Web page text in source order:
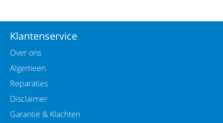
Klantenservice
Over ons
Algemeen
Reparaties
Disclaimer
Garantie & Klachten